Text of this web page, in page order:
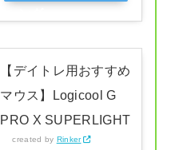
【デイトレ用おすすめ
マウス】Logicool G
PRO X SUPERLIGHT
created by Rinker